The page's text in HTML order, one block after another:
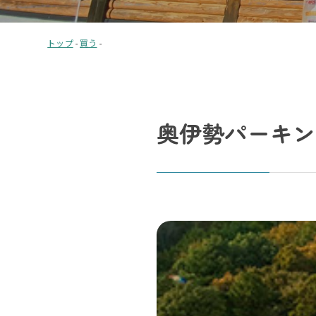
トップ- 買う -
奥伊勢パーキ